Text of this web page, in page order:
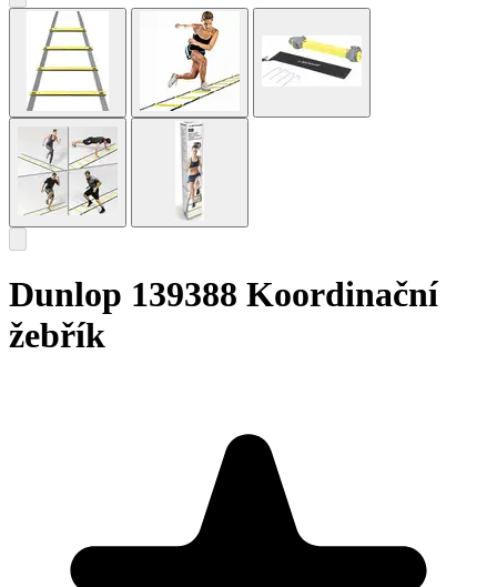
Dunlop 139388 Koordinační
žebřík